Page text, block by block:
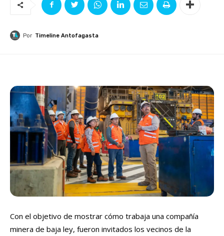
Por Timeline Antofagasta
Con el objetivo de mostrar cómo trabaja una compañía
minera de baja ley, fueron invitados los vecinos de la